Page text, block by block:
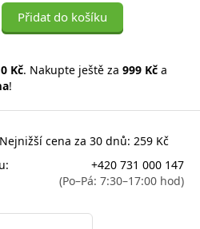
Přidat do košíku
0 Kč. Nakupte ještě za 999 Kč a
!
Nejnižší cena za 30 dnů: 259 Kč
+420 731 000 147
(Po–Pá: 7:30–17:00 hod)